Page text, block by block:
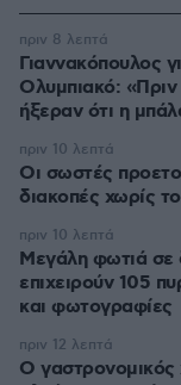
Γιαννακόπουλος
Ολυμπιακό:
ήξεραν ότι η
πριν 8 λεπτά
Οι σωστές
διακοπές χωρίς
πριν 10 λεπτά
Μεγάλη φωτιά σε
επιχειρούν 105
και φωτογραφίες
πριν 10 λεπτά
Ο γαστρονομικός
πριν 12 λεπτά